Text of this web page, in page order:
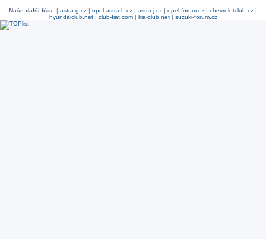
Naše další fóra: | astra-g.cz | opel-astra-h.cz | astra-j.cz | opel-forum.cz | chevroletclub.cz |
hyundaiclub.net| club-fiat.com| kia-club.net| suzuki-forum.cz